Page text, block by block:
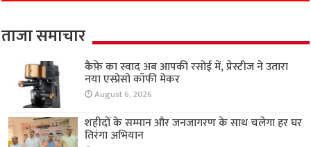
ताजा समाचार
कैफ़े का स्वाद अब आपकी रसोई में, प्रेस्टीज ने उतारा
नया एस्प्रेसो कॉफी मेकर
August 6, 2026
शहीदों के सम्मान और जनजागरण के साथ चलेगा हर घर
तिरंगा अभियान